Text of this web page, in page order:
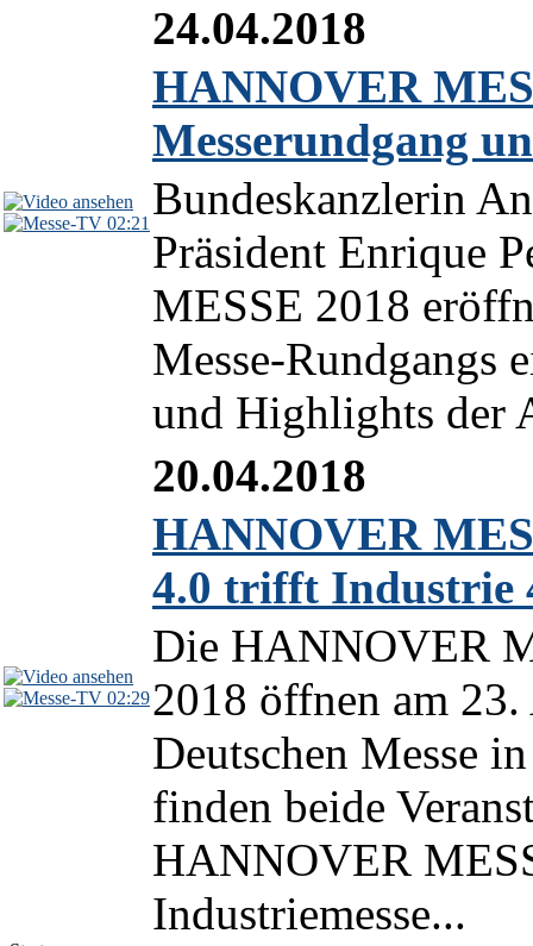
02:21
24.04.2018
HANNOVER
Messerundgang
Bundeskanzlerin
Präsident Enrique
MESSE 2018
Messe-Rundgangs
und Highlights der
02:29
20.04.2018
HANNOVER
4.0 trifft Industrie
Die HANNOVER
2018 öffnen am
Deutschen Messe
finden beide
HANNOVER
Industriemesse...